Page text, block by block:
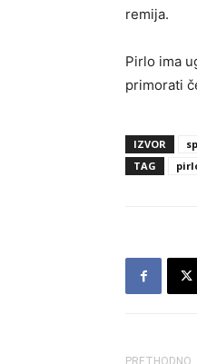
remija.
Pirlo ima
primorati
IZVOR
TAG
PRETHODNO